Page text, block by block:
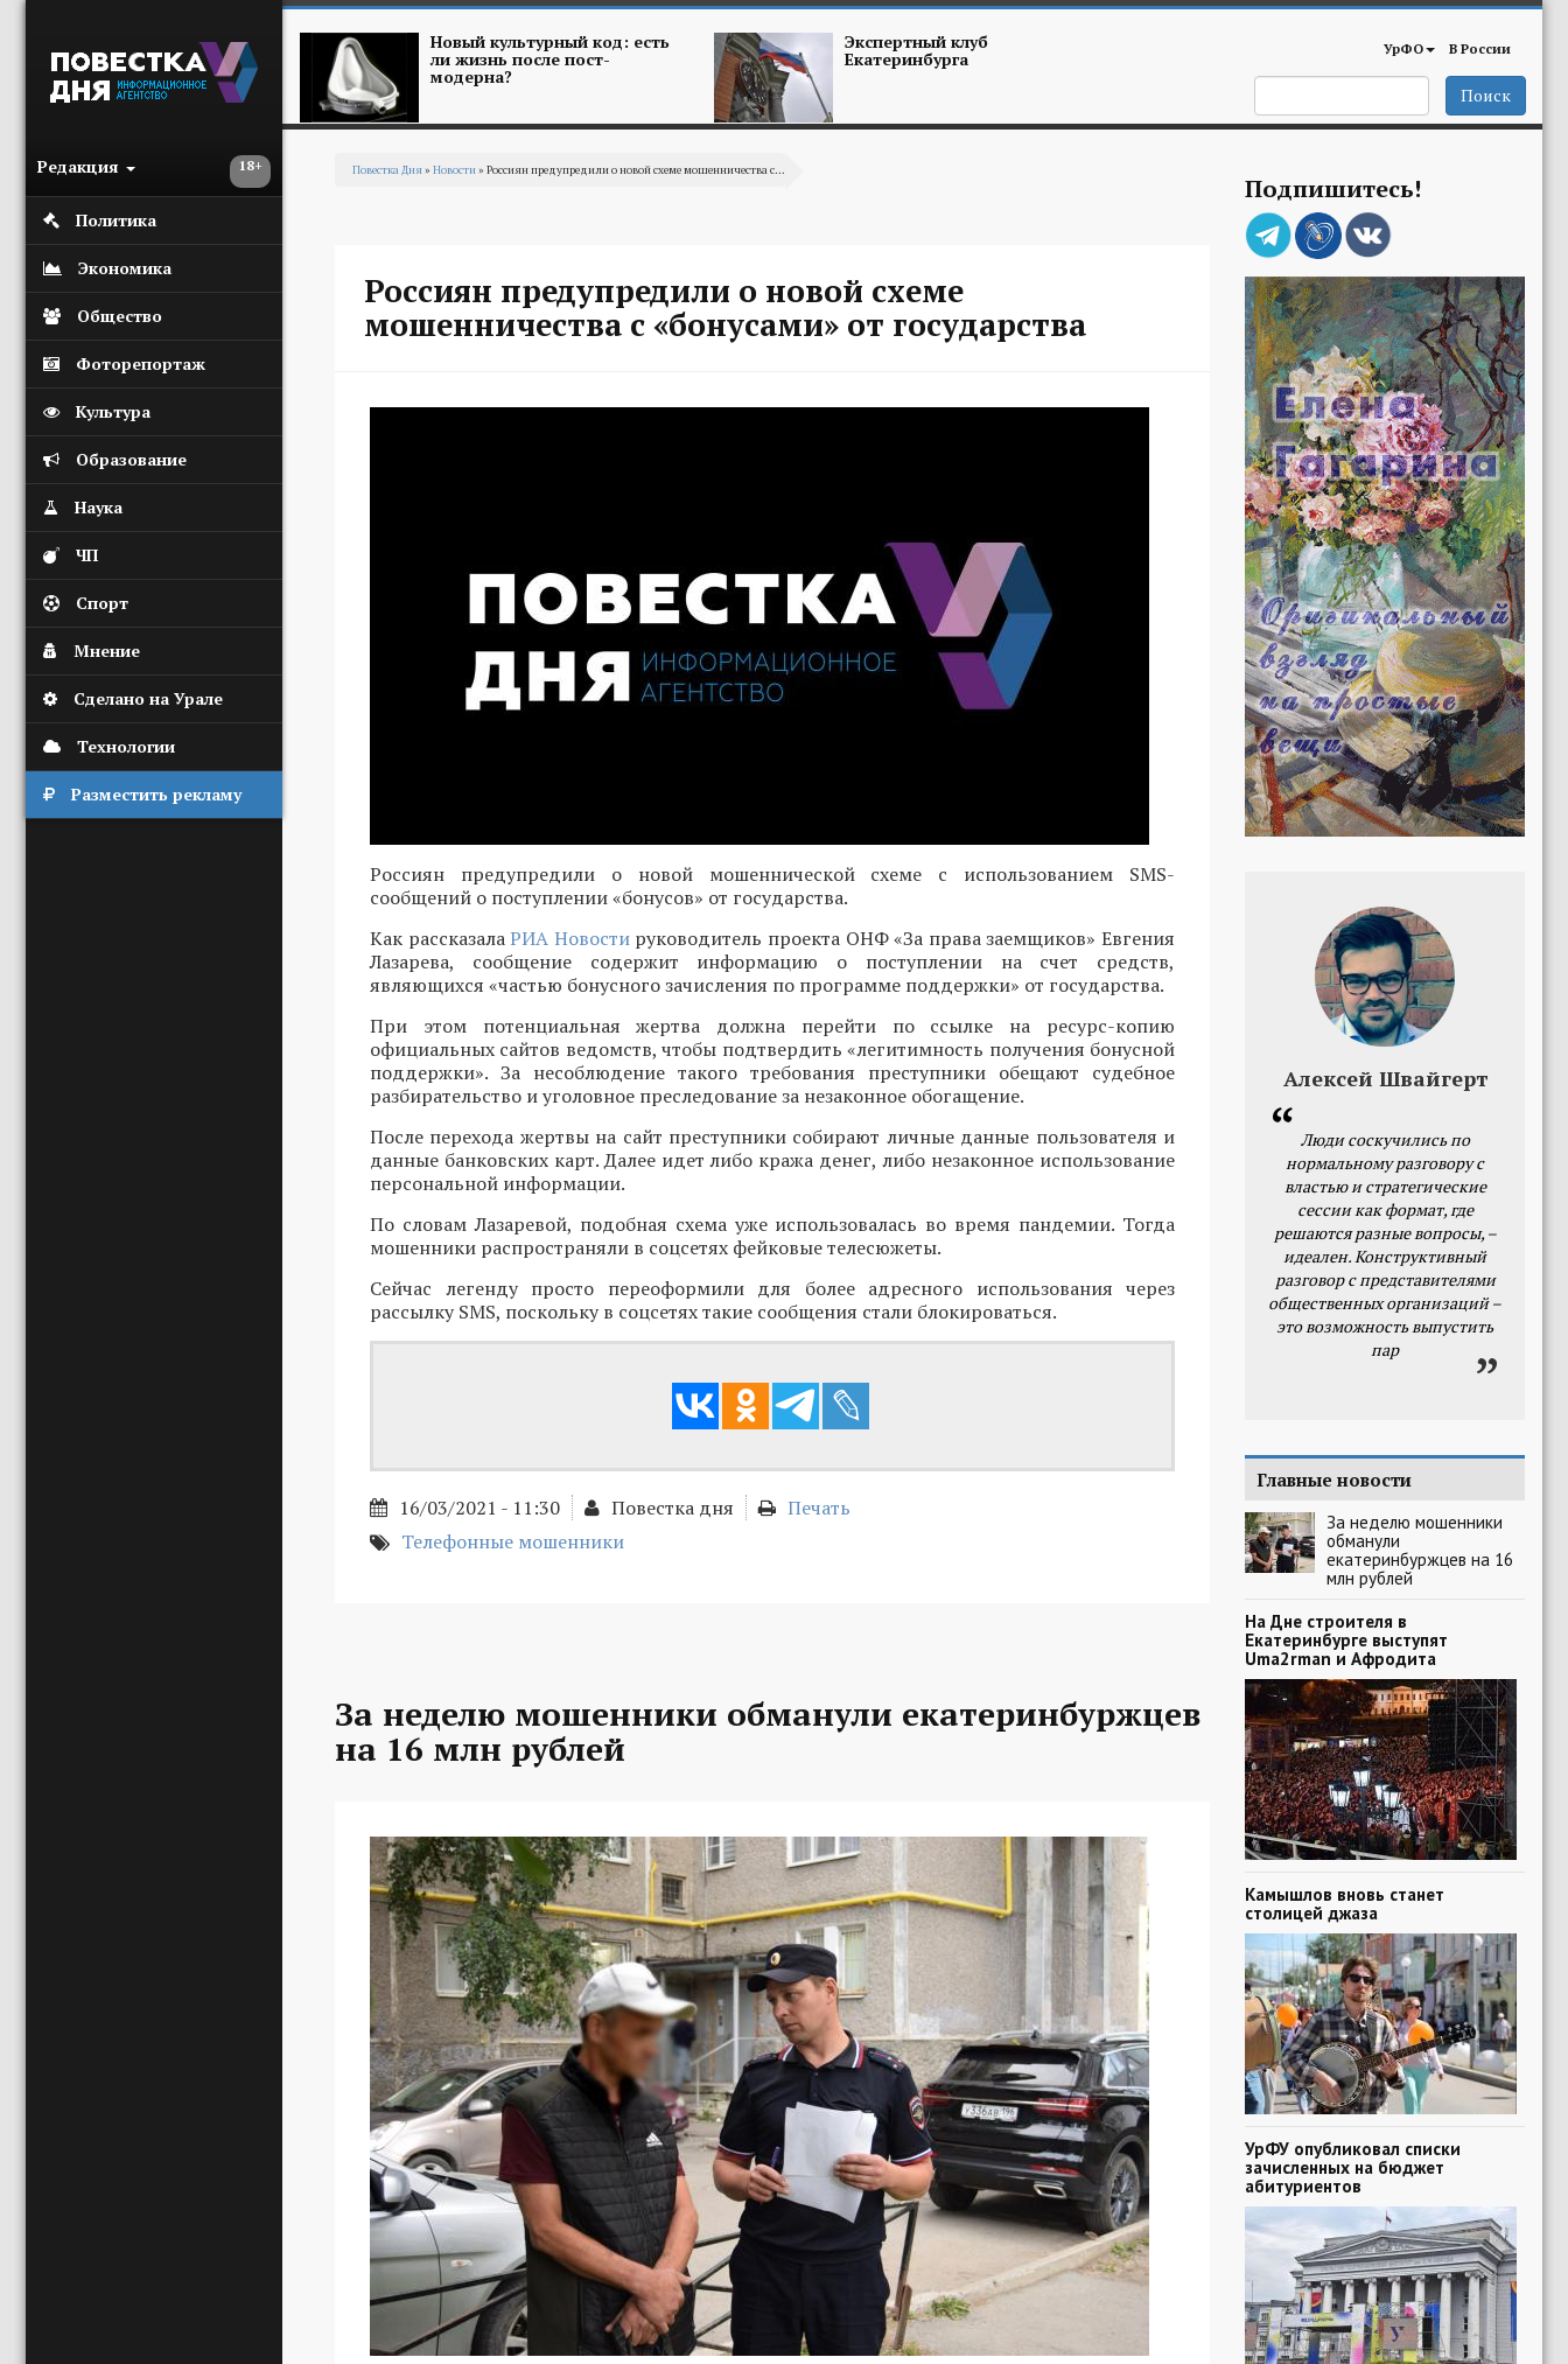
18+
Редакция
Политика
Экономика
Общество
Фоторепортаж
Культура
Образование
Наука
ЧП
Спорт
Мнение
Сделано на Урале
Технологии
Разместить рекламу
Новый культурный код: есть
ли жизнь после пост-
модерна?
Экспертный клуб
Екатеринбурга УрФО В России
Поиск
Повестка Дня» Новости» Россиян предупредили о новой схеме мошенничества с...
Россиян предупредили о новой схеме
мошенничества с «бонусами» от государства
Россиян предупредили o новой мошеннической схеме с использованием SMS-
сообщений о поступлении «бонусов» от государства.
Как рассказалаРИА Новостируководитель проекта ОНФ «За права заемщиков» Евгения
Лазарева, сообщение содержит информацию о поступлении на счет средств,
являющихся «частью бонусного зачисления по программе поддержки» от государства.
При этом потенциальная жертва должна перейти по ссылке на ресурс-копию
официальных сайтов ведомств, чтобы подтвердить «легитимность получения бонусной
поддержки». За несоблюдение такого требования преступники обещают судебное
разбирательство и уголовное преследование за незаконное обогащение.
После перехода жертвы на сайт преступники собирают личные данные пользователя и
данные банковских карт. Далее идет либо кража денег, либо незаконное использование
персональной информации.
По словам Лазаревой, подобная схема уже использовалась во время пандемии. Тогда
мошенники распространяли в соцсетях фейковые телесюжеты.
Сейчас легенду просто переоформили для более адресного использования через
рассылку SMS, поскольку в соцсетях такие сообщения стали блокироваться.
16/03/2021 - 11:30 Повестка дня
Печать
Телефонные мошенники
За неделю мошенники обманули екатеринбуржцев
на 16 млн рублей
Подпишитесь!
Алексей Швайгерт
Люди соскучились по
нормальному разговору с
властью и стратегические
сессии как формат, где
решаются разные вопросы, –
идеален. Конструктивный
разговор с представителями
общественных организаций –
это возможность выпустить
пар
Главные новости
За неделю мошенники
обманули
екатеринбуржцев на 16
млн рублей
На Дне строителя в
Екатеринбурге выступят
Uma2rman и Афродита
Камышлов вновь станет
столицей джаза
УрФУ опубликовал списки
зачисленных на бюджет
абитуриентов